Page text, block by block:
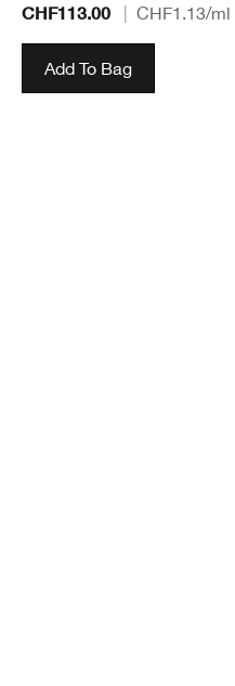
CHF113.00 CHF1.13/ml
Add To Bag